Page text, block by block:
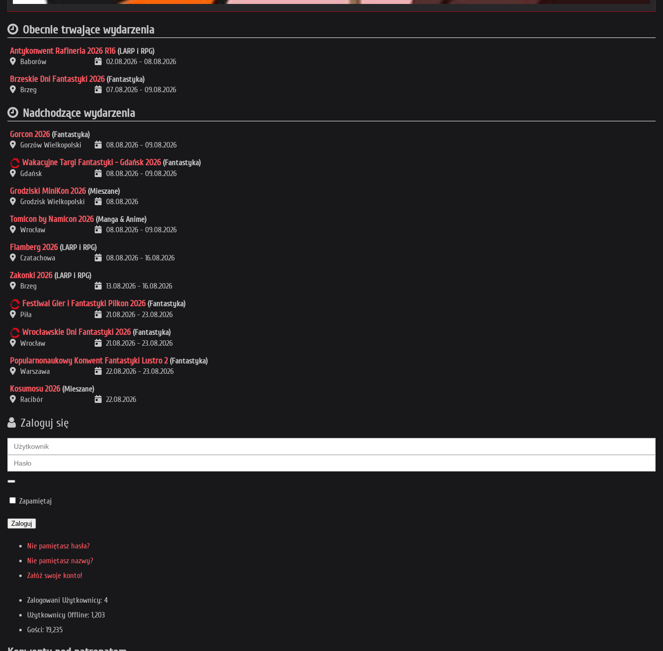
Obecnie trwające wydarzenia
Antykonwent Rafineria 2026 R16 (LARP i RPG)
Baborów
02.08.2026 - 08.08.2026
Brzeskie Dni Fantastyki 2026 (Fantastyka)
Brzeg
07.08.2026 - 09.08.2026
Nadchodzące wydarzenia
Gorcon 2026 (Fantastyka)
Gorzów Wielkopolski
08.08.2026 - 09.08.2026
Wakacyjne Targi Fantastyki - Gdańsk 2026 (Fantastyka)
Gdańsk
08.08.2026 - 09.08.2026
Grodziski MiniKon 2026 (Mieszane)
Grodzisk Wielkopolski
08.08.2026
Tomicon by Namicon 2026 (Manga & Anime)
Wrocław
08.08.2026 - 09.08.2026
Flamberg 2026 (LARP i RPG)
Czatachowa
08.08.2026 - 16.08.2026
Zakonki 2026 (LARP i RPG)
Brzeg
13.08.2026 - 16.08.2026
Festiwal Gier i Fantastyki Pilkon 2026 (Fantastyka)
Piła
21.08.2026 - 23.08.2026
Wrocławskie Dni Fantastyki 2026 (Fantastyka)
Wrocław
21.08.2026 - 23.08.2026
Popularnonaukowy Konwent Fantastyki Lustro 2 (Fantastyka)
Warszawa
22.08.2026 - 23.08.2026
Kosumosu 2026 (Mieszane)
Racibór
22.08.2026
Zaloguj się
Zapamiętaj
Zaloguj
Nie pamiętasz hasła?
Nie pamiętasz nazwy?
Załóż swoje konto!
Zalogowani Użytkownicy: 4
Użytkownicy Offline: 1,203
Gości: 19,235